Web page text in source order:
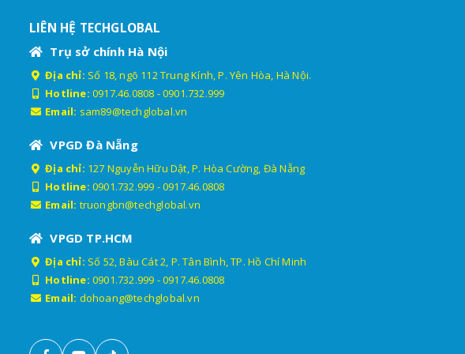
LIÊN HỆ TECHGLOBAL
Trụ sở chính Hà Nội
Địa chỉ: Số 18, ngõ 112 Trung Kính, P. Yên Hòa, Hà Nội.
Hotline: 0917.46.0808 -0901.732.999
Email: sam89@techglobal.vn
VPGD Đà Nẵng
Địa chỉ: 127 Nguyễn Hữu Dật, P. Hòa Cường, Đà Nẵng
Hotline: 0901.732.999 -0917.46.0808
Email: truongbn@techglobal.vn
VPGD TP.HCM
Địa chỉ: Số 52, Bàu Cát 2, P. Tân Bình, TP. Hồ Chí Minh
Hotline: 0901.732.999 -0917.46.0808
Email: dohoang@techglobal.vn